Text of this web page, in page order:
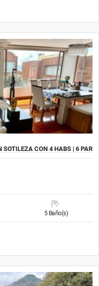
SOTILEZA CON 4 HABS | 6 PAR
5 Baño(s)